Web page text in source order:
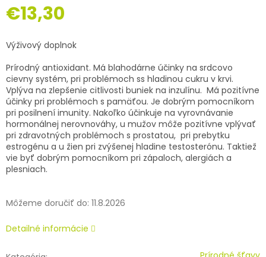
€13,30
cena:
Môžeme doručiť do: 11.8.2026
Výživový doplnok
Prírodný antioxidant. Má blahodárne účinky na srdcovo
cievny systém, pri problémoch ss hladinou cukru v krvi.
Vplýva na zlepšenie citlivosti buniek na inzulínu. Má pozitívne
účinky pri problémoch s pamäťou. Je dobrým pomocníkom
pri posilnení imunity. Nakoľko účinkuje na vyrovnávanie
hormonálnej nerovnováhy, u mužov môže pozitívne vplývať
pri zdravotných problémoch s prostatou, pri prebytku
estrogénu a u žien pri zvýšenej hladine testosterónu. Taktiež
vie byť dobrým pomocníkom pri zápaloch, alergiách a
plesniach.
Detailné informácie